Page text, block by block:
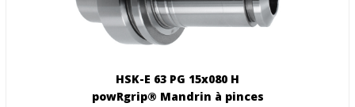
HSK-E 63 PG 15x080 H
powRgrip® Mandrin à pinces